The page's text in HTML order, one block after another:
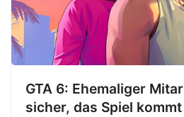
GTA 6: Ehemaliger
sicher, das Spiel